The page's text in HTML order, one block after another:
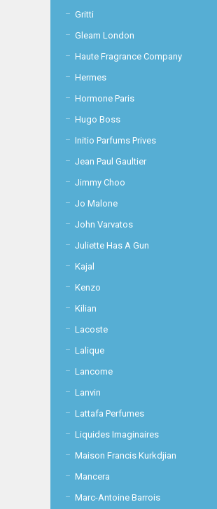
Gritti
Gleam London
Haute Fragrance Company
Hermes
Hormone Paris
Hugo Boss
Initio Parfums Prives
Jean Paul Gaultier
Jimmy Choo
Jo Malone
John Varvatos
Juliette Has A Gun
Kajal
Kenzo
Kilian
Lacoste
Lalique
Lancome
Lanvin
Lattafa Perfumes
Liquides Imaginaires
Maison Francis Kurkdjian
Mancera
Marc-Antoine Barrois